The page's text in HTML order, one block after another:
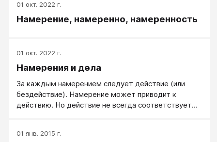
01 окт. 2022 г.
Намерение, намеренно, намеренность
01 окт. 2022 г.
Намерения и дела
За каждым намерением следует действие (или
бездействие). Намерение может приводит к
действию. Но действие не всегда соответствует
(бестолковый, не эффективный деятель).
01 янв. 2015 г.